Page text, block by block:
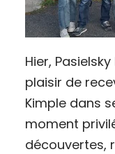
Hier,
plaisir de
Kimple dans
moment
découvertes,